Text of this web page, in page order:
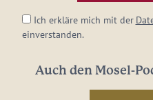
Ich erkläre mich mit der
einverstanden.
Auch den Mosel-